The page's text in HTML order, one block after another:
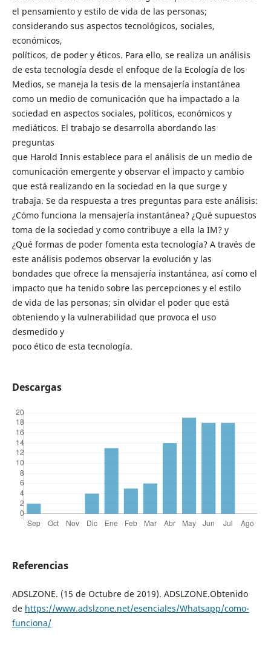
el pensamiento y estilo de vida de las personas;
considerando sus aspectos tecnológicos, sociales,
económicos,
políticos, de poder y éticos. Para ello, se realiza un análisis
de esta tecnología desde el enfoque de la Ecología de los
Medios, se maneja la tesis de la mensajería instantánea
como un medio de comunicación que ha impactado a la
sociedad en aspectos sociales, políticos, económicos y
mediáticos. El trabajo se desarrolla abordando las
preguntas
que Harold Innis establece para el análisis de un medio de
comunicación emergente y observar el impacto y cambio
que está realizando en la sociedad en la que surge y
trabaja. Se da respuesta a tres preguntas para este análisis:
¿Cómo funciona la mensajería instantánea? ¿Qué supuestos
toma de la sociedad y como contribuye a ella la IM? y
¿Qué formas de poder fomenta esta tecnología? A través de
este análisis podemos observar la evolución y las
bondades que ofrece la mensajería instantánea, así como el
impacto que ha tenido sobre las percepciones y el estilo
de vida de las personas; sin olvidar el poder que está
obteniendo y la vulnerabilidad que provoca el uso
desmedido y
poco ético de esta tecnología.
Descargas
Referencias
ADSLZONE. (15 de Octubre de 2019). ADSLZONE.Obtenido
de https://www.adslzone.net/esenciales/Whatsapp/como-
funciona/